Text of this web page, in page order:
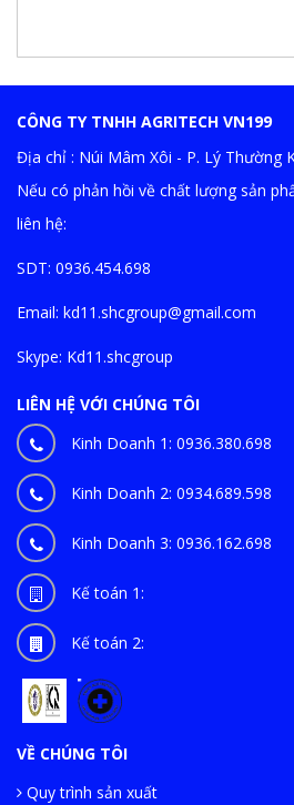
CÔNG TY TNHH AGRITECH VN199
Địa chỉ : Núi Mâm Xôi - P. Lý Thường
Nếu có phản hồi về chất lượng sản
liên hệ:
SDT: 0936.454.698
Email: kd11.shcgroup@gmail.com
Skype: Kd11.shcgroup
LIÊN HỆ VỚI CHÚNG TÔI
Kinh Doanh 1: 0936.380.698
Kinh Doanh 2: 0934.689.598
Kinh Doanh 3: 0936.162.698
Kế toán 1:
Kế toán 2:
VỀ CHÚNG TÔI
Quy trình sản xuất